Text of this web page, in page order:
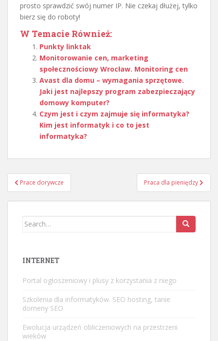
prosto sprawdzić swój numer IP. Nie czekaj dłużej, tylko
bierz się do roboty!
W Temacie Również:
Punkty linktak
Monitorowanie cen, marketing
społecznościowy Wrocław. Monitoring cen
Avast dla domu – wymagania sprzętowe.
Jaki jest najlepszy program zabezpieczający
domowy komputer?
Czym jest i czym zajmuje się informatyka?
Kim jest informatyk i co to jest
informatyka?
Nawigacja
wpisu
Prace dorywcze Praca dla pieniędzy
Search
INTERNET
Portal ogłoszeniowy i plusy z korzystania z niego
Szkolenia dla informatyków. SEO hosting, tanie
domeny SEO
Ewolucja urządzeń obliczeniowych na przestrzeni
wieków